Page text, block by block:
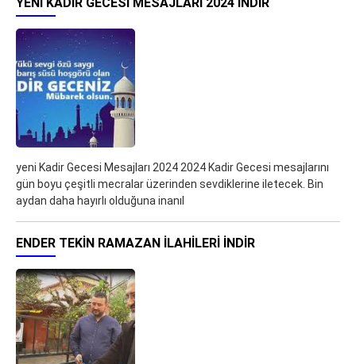
yeni Kadir Gecesi Mesajları 2024 2024 Kadir Gecesi mesajlarını
gün boyu çeşitli mecralar üzerinden sevdiklerine iletecek. Bin
aydan daha hayırlı olduğuna inanıl
ENDER TEKIN RAMAZAN İLAHILERI İNDIR